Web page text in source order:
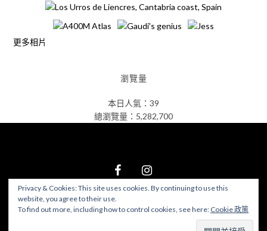
更多相片
瀏覽量
本日人氣：39
總瀏覽量：5,282,700
© 2026 食在好遊趣 – Black Theme by ZThemes Studio
Privacy & Cookies: This site uses cookies. By continuing to use this
website, you agree to their use.
To find out more, including how to control cookies, see here: Cookie 政策